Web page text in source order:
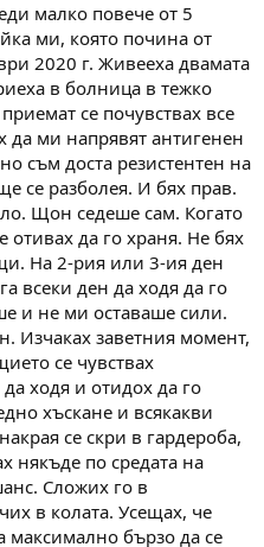
малко повече от 5
ми, която почина от
2020 г. Живееха двамата
в болница в тежко
се почувствах все
да ми напрявят антигенен
съм доста резистентен на
се разболея. И бях прав.
Щон седеше сам. Когато
отивах да го храня. Не бях
На 2-рия или 3-ия ден
всеки ден да ходя да го
и не ми оставаше сили.
Изчаках заветния момент,
се чувствах
ходя и отидох да го
хъскане и всякакви
се скри в гардероба,
някъде по средата на
Сложих го в
в колата. Усещах, че
максимално бързо да се